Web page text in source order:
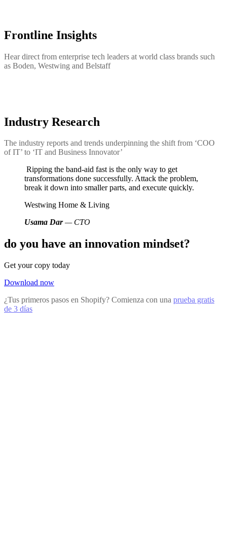
Frontline Insights
Hear direct from enterprise tech leaders at world class brands such
as Boden, Westwing and Belstaff
Industry Research
The industry reports and trends underpinning the shift from ‘COO
of IT’ to ‘IT and Business Innovator’
Ripping the band-aid fast is the only way to get
transformations done successfully. Attack the problem,
break it down into smaller parts, and execute quickly.
Westwing Home & Living
Usama Dar— CTO
do you have an innovation mindset?
Get your copy today
Download now
¿Tus primeros pasos en Shopify? Comienza con una prueba gratis
de 3 días